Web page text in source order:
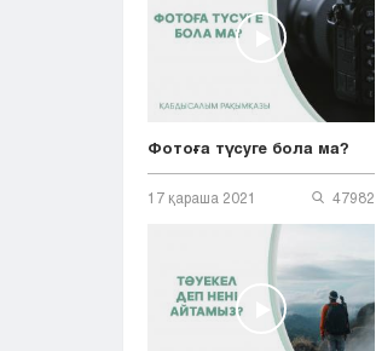
Фотоға түсуге бола ма?
17 қараша 2021 47982